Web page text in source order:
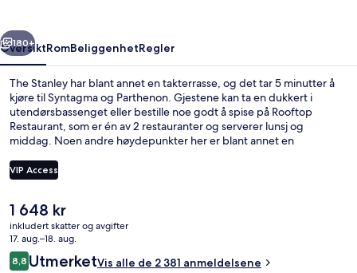
Neste
180+
OversiktRomBeliggenhetRegler
The Stanley har blant annet en takterrasse, og det tar 5 minutter å
kjøre til Syntagma og Parthenon. Gjestene kan ta en dukkert i
utendørsbassenget eller bestille noe godt å spise på Rooftop
Restaurant, som er én av 2 restauranter og serverer lunsj og
middag. Noen andre høydepunkter her er blant annet en
Mange liker at det ikke er langt til kollektivtransport: Metaxourgeio
stasjon ligger like i nærheten, og det tar 10 minutter å gå til Larissa T-
VIP Access
Den
nåværende
prisen
er
1 648 kr
1 648 kr
inkludert skatter og avgifter
17. aug.–18. aug.
Anmeldelser
8,88,8 av 10 –
UtmerketVis alle de 2 381 anmeldelsene